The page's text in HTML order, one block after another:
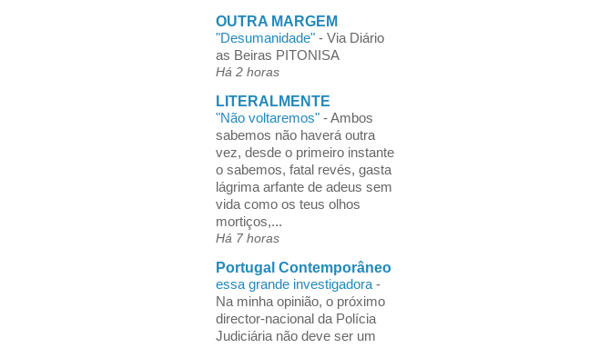
OUTRA MARGEM
"Desumanidade" - Via Diário
as Beiras PITONISA
Há 2 horas
LITERALMENTE
"Não voltaremos" -Ambos
sabemos não haverá outra
vez, desde o primeiro instante
o sabemos, fatal revés, gasta
lágrima arfante de adeus sem
vida como os teus olhos
mortiços,...
Há 7 horas
Portugal Contemporâneo
essa grande investigadora -
Na minha opinião, o próximo
director-nacional da Polícia
Judiciária não deve ser um